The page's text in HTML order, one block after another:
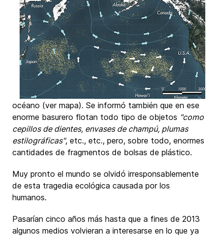
océano (ver mapa). Se informó también que en ese
enorme basurero flotan todo tipo de objetos "como
cepillos de dientes, envases de champú, plumas
estilográficas", etc., etc., pero, sobre todo, enormes
cantidades de fragmentos de bolsas de plástico.
Muy pronto el mundo se olvidó irresponsablemente
de esta tragedia ecológica causada por los
humanos.
Pasarían cinco años más hasta que a fines de 2013
algunos medios volvieran a interesarse en lo que ya